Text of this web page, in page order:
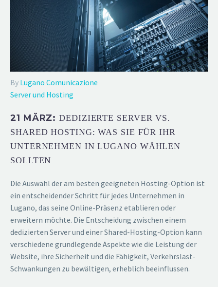
By Lugano Comunicazione
Server und Hosting
21 MÄRZ:DEDIZIERTE SERVER VS.
SHARED HOSTING: WAS SIE FÜR IHR
UNTERNEHMEN IN LUGANO WÄHLEN
SOLLTEN
Die Auswahl der am besten geeigneten Hosting-Option ist
ein entscheidender Schritt für jedes Unternehmen in
Lugano, das seine Online-Präsenz etablieren oder
erweitern möchte. Die Entscheidung zwischen einem
dedizierten Server und einer Shared-Hosting-Option kann
verschiedene grundlegende Aspekte wie die Leistung der
Website, ihre Sicherheit und die Fähigkeit, Verkehrslast-
Schwankungen zu bewältigen, erheblich beeinflussen.